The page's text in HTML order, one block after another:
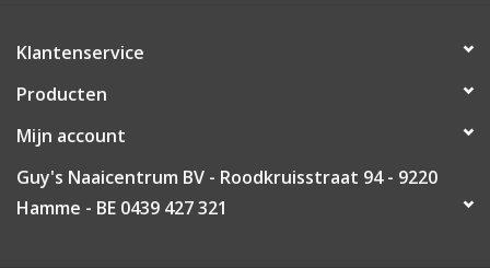
Klantenservice
Producten
Mijn account
Guy's Naaicentrum BV - Roodkruisstraat 94 - 9220
Hamme - BE 0439 427 321